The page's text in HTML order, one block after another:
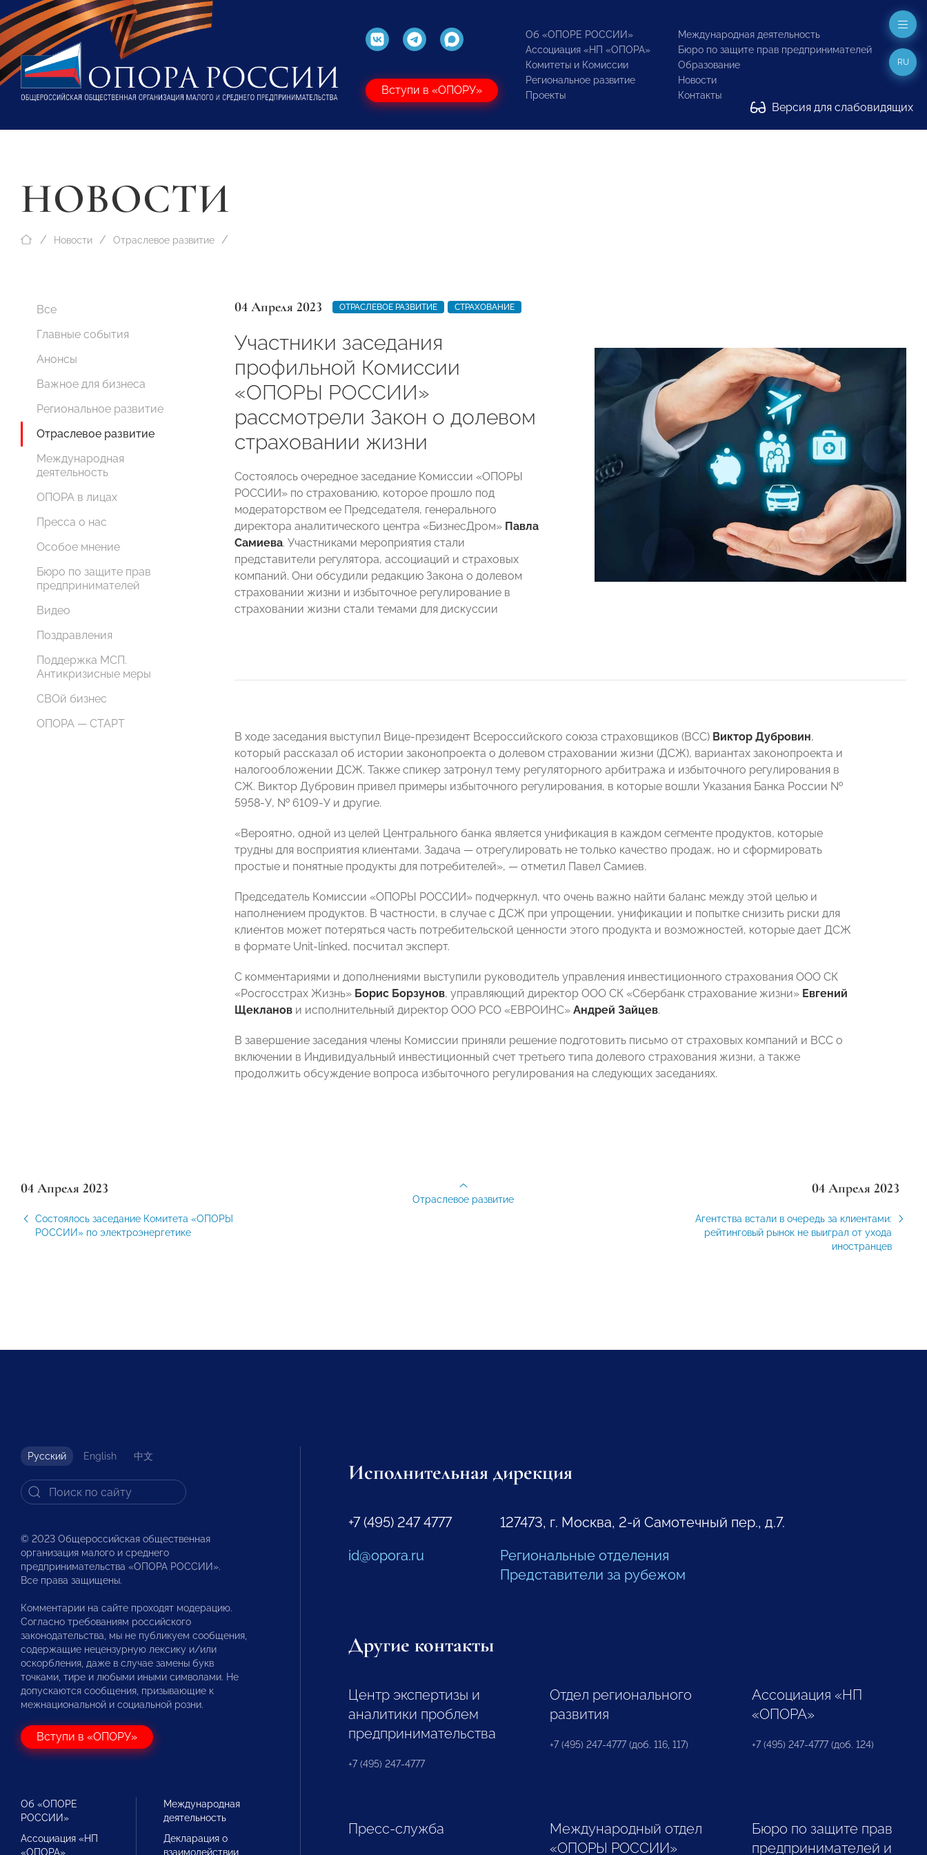
Вступи в «ОПОРУ»
Об «ОПОРЕ РОССИИ»
Ассоциация «НП «ОПОРА»
Комитеты и Комиссии
Региональное развитие
Проекты
Международная деятельность
Бюро по защите прав предпринимателей
Образование
Новости
Контакты
Версия для слабовидящих
RU
НОВОСТИ
Новости Отраслевое развитие
Все
Главные события
Анонсы
Важное для бизнеса
Региональное развитие
Отраслевое развитие
Международная
деятельность
ОПОРА в лицах
Пресса о нас
Особое мнение
Бюро по защите прав
предпринимателей
Видео
Поздравления
Поддержка МСП.
Антикризисные меры
СВОй бизнес
ОПОРА — СТАРТ
04 Апреля 2023 ОТРАСЛЕВОЕ РАЗВИТИЕ СТРАХОВАНИЕ
Участники заседания
профильной Комиссии
«ОПОРЫ РОССИИ»
рассмотрели Закон о долевом
страховании жизни
Состоялось очередное заседание Комиссии «ОПОРЫ
РОССИИ» по страхованию, которое прошло под
модераторством ее Председателя, генерального
директора аналитического центра «БизнесДром» Павла
Самиева. Участниками мероприятия стали
представители регулятора, ассоциаций и страховых
компаний. Они обсудили редакцию Закона о долевом
страховании жизни и избыточное регулирование в
страховании жизни стали темами для дискуссии
В ходе заседания выступил Вице-президент Всероссийского союза страховщиков (ВСС) Виктор Дубровин,
который рассказал об истории законопроекта о долевом страховании жизни (ДСЖ), вариантах законопроекта и
налогообложении ДСЖ. Также спикер затронул тему регуляторного арбитража и избыточного регулирования в
СЖ. Виктор Дубровин привел примеры избыточного регулирования, в которые вошли Указания Банка России №
5958-У, № 6109-У и другие.
«Вероятно, одной из целей Центрального банка является унификация в каждом сегменте продуктов, которые
трудны для восприятия клиентами. Задача — отрегулировать не только качество продаж, но и сформировать
простые и понятные продукты для потребителей», — отметил Павел Самиев.
Председатель Комиссии «ОПОРЫ РОССИИ» подчеркнул, что очень важно найти баланс между этой целью и
наполнением продуктов. В частности, в случае с ДСЖ при упрощении, унификации и попытке снизить риски для
клиентов может потеряться часть потребительской ценности этого продукта и возможностей, которые дает ДСЖ
в формате Unit-linked, посчитал эксперт.
С комментариями и дополнениями выступили руководитель управления инвестиционного страхования ООО СК
«Росгосстрах Жизнь» Борис Борзунов, управляющий директор ООО СК «Сбербанк страхование жизни» Евгений
Щекланов и исполнительный директор ООО РСО «ЕВРОИНС» Андрей Зайцев.
В завершение заседания члены Комиссии приняли решение подготовить письмо от страховых компаний и ВСС о
включении в Индивидуальный инвестиционный счет третьего типа долевого страхования жизни, а также
продолжить обсуждение вопроса избыточного регулирования на следующих заседаниях.
04 Апреля 2023
Состоялось заседание Комитета «ОПОРЫ
РОССИИ» по электроэнергетике
04 Апреля 2023
Агентства встали в очередь за клиентами:
рейтинговый рынок не выиграл от ухода
иностранцев
Отраслевое развитие
Русский English 中文
© 2023 Общероссийская общественная
организация малого и среднего
предпринимательства «ОПОРА РОССИИ».
Все права защищены.
Комментарии на сайте проходят модерацию.
Согласно требованиям российского
законодательства, мы не публикуем сообщения,
содержащие нецензурную лексику и/или
оскорбления, даже в случае замены букв
точками, тире и любыми иными символами. Не
допускаются сообщения, призывающие к
межнациональной и социальной розни.
Вступи в «ОПОРУ»
Об «ОПОРЕ
РОССИИ»
Ассоциация «НП
«ОПОРА»
Международная
деятельность
Декларация о
взаимодействии
Исполнительная дирекция
+7 (495) 247 4777
id@opora.ru
127473, г. Москва, 2-й Самотечный пер., д.7.
Региональные отделения
Представители за рубежом
Другие контакты
Центр экспертизы и
аналитики проблем
предпринимательства
+7 (495) 247-4777
Отдел регионального
развития
+7 (495) 247-4777 (доб. 116, 117)
Ассоциация «НП
«ОПОРА»
+7 (495) 247-4777 (доб. 124)
Пресс-служба
Международный отдел
«ОПОРЫ РОССИИ»
Бюро по защите прав
предпринимателей и